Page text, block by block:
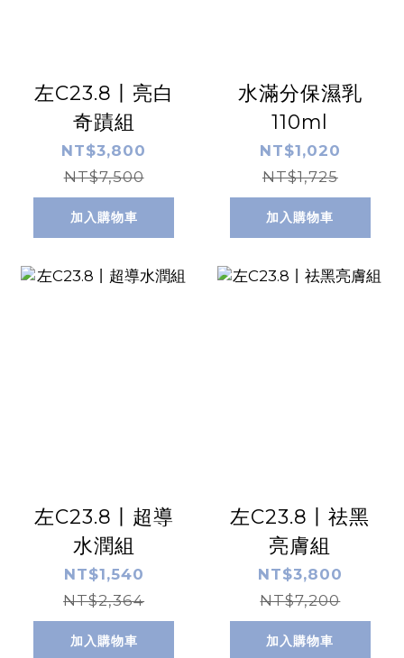
左C23.8丨亮白
奇蹟組
NT$3,800
NT$7,500
加入購物車
水滿分保濕乳
110ml
NT$1,020
NT$1,725
加入購物車
左C23.8丨超導
水潤組
NT$1,540
NT$2,364
加入購物車
左C23.8丨祛黑
亮膚組
NT$3,800
NT$7,200
加入購物車